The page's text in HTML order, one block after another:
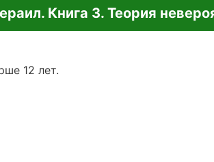
Книга 3. Теория
12 лет.